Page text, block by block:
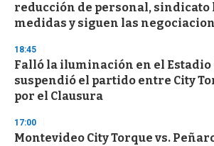
reducción de personal, sindicato
medidas y siguen las
18:45
Falló la iluminación en el Estadio
suspendió el partido entre City
por el Clausura
17:00
Montevideo City Torque vs.